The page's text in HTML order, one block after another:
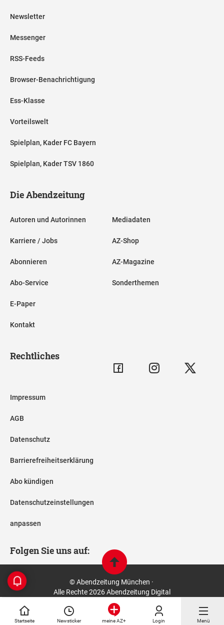
Startseite Newsticker meine AZ+ Login Menü
Newsletter
Messenger
RSS-Feeds
Browser-Benachrichtigung
Ess-Klasse
Vorteilswelt
Spielplan, Kader FC Bayern
Spielplan, Kader TSV 1860
Die Abendzeitung
Autoren und Autorinnen
Karriere / Jobs
Abonnieren
Abo-Service
E-Paper
Kontakt
Mediadaten
AZ-Shop
AZ-Magazine
Sonderthemen
Rechtliches
Impressum
AGB
Datenschutz
Barrierefreiheitserklärung
Abo kündigen
Datenschutzeinstellungen
anpassen
Folgen Sie uns auf:
© Abendzeitung München ·
Alle Rechte 2026 Abendzeitung Digital